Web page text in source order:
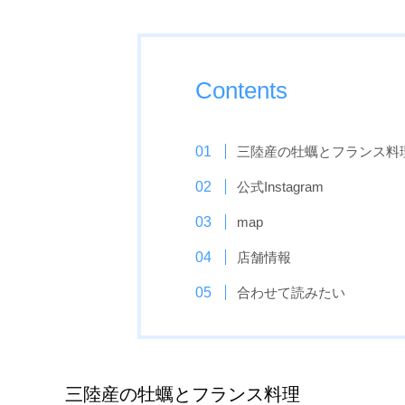
Contents
三陸産の牡蠣とフランス料
公式Instagram
map
店舗情報
合わせて読みたい
三陸産の牡蠣とフランス料理